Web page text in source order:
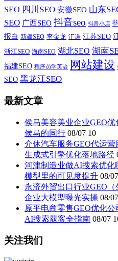
SEO 四川SEO 安徽SEO 山东
SEO 广西SEO 抖音seo 抖音小店
报白 新疆SEO 李金龙 汇道 江苏SEO
浙江SEO 海南SEO 湖北SEO 湖南
福建SEO 程序员学英语 网站建设
SEO 黑龙江SEO
最新文章
侯马美容美业企业GEO
侯马的同行 08/07 10
介休汽车服务GEO代运
生成式引擎优化落地路径
河津制造业做AI搜索优化
模型里的可见度提升 08/07
永济外贸出口行业GEO
企业大模型曝光实操 08/07
原平电商零售GEO优化
AI搜索获客全指南 08/07
关注我们